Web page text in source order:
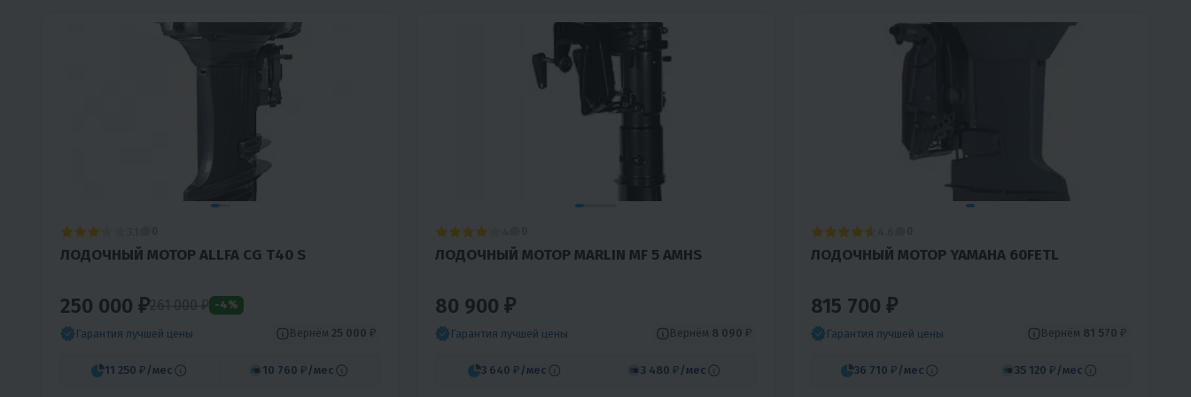
ЛОДОЧНЫЙ МОТОР ALLFA CG Т40 S
250 000 ₽261 000 ₽ -4%
Гарантия лучшей цены Вернём 25 000 ₽
11 250 ₽ /мес 10 760 ₽ /мес
ЛОДОЧНЫЙ МОТОР MARLIN MF 5 AMHS
80 900 ₽
Гарантия лучшей цены Вернём 8 090 ₽
3 640 ₽ /мес 3 480 ₽ /мес
ЛОДОЧНЫЙ МОТОР YAMAHA 60FETL
815 700 ₽
Гарантия лучшей цены Вернём 81 570 ₽
36 710 ₽ /мес 35 120 ₽ /мес